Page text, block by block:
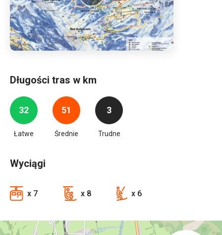
Długości tras w km
32
Łatwe
51
Średnie
3
Trudne
Wyciągi
x 7 x 8 x 6